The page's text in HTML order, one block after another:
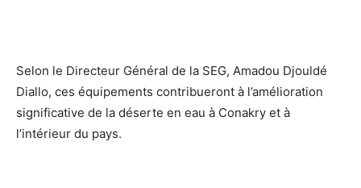
Selon le Directeur Général de la SEG, Amadou Djouldé
Diallo, ces équipements contribueront à l’amélioration
significative de la déserte en eau à Conakry et à
l’intérieur du pays.